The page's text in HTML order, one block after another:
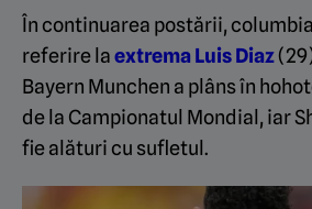
În continuarea postării,
referire laextrema Luis Diaz
Bayern Munchen a plâns în
de la Campionatul Mondial, iar
fie alături cu sufletul.